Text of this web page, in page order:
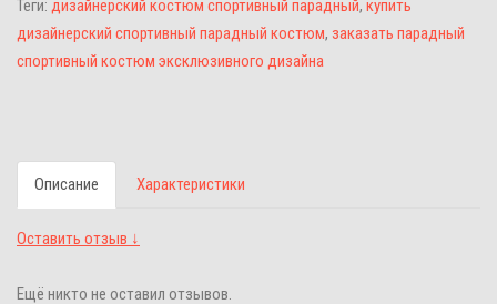
Теги: дизайнерский костюм спортивный парадный, купить
дизайнерский спортивный парадный костюм, заказать парадный
спортивный костюм эксклюзивного дизайна
Описание Характеристики
Оставить отзыв ↓
Ещё никто не оставил отзывов.